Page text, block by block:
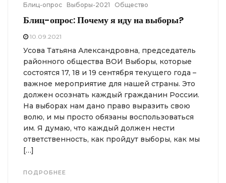
Блиц-опрос Выборы-2021 Общество
Блиц-опрос: Почему я иду на выборы?
10.09.2021
Усова Татьяна Александровна, председатель
районного общества ВОИ Выборы, которые
состоятся 17, 18 и 19 сентября текущего года –
важное мероприятие для нашей страны. Это
должен осознать каждый гражданин России.
На выборах нам дано право выразить свою
волю, и мы просто обязаны воспользоваться
им. Я думаю, что каждый должен нести
ответственность, как пройдут выборы, как мы
[…]
ПОДРОБНЕЕ